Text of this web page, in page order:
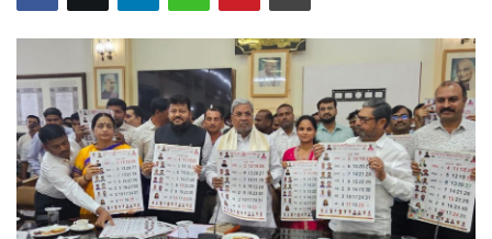
ಕಲೆ - ಸಾಹಿತ್ಯ
ಕ್ರೈಂ ಸ್ಟೋರಿ
ರಾಜಕೀಯ